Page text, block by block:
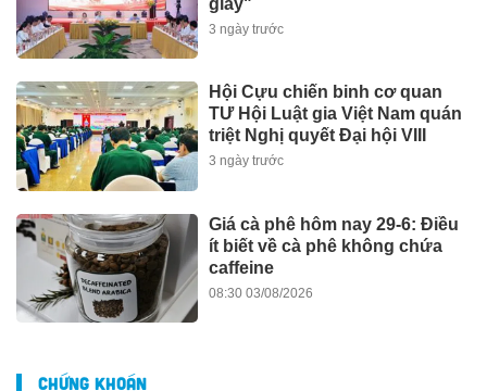
giấy"
3 ngày trước
Hội Cựu chiến binh cơ quan
TƯ Hội Luật gia Việt Nam quán
triệt Nghị quyết Đại hội VIII
3 ngày trước
Giá cà phê hôm nay 29-6: Điều
ít biết về cà phê không chứa
caffeine
08:30 03/08/2026
CHỨNG KHOÁN